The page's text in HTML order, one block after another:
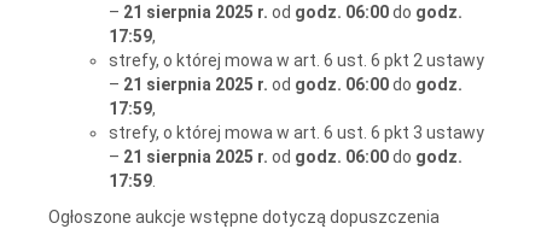
– 21 sierpnia 2025 r. od godz. 06:00do godz.
17:59,
strefy, o której mowa w art. 6 ust. 6 pkt 2 ustawy
– 21 sierpnia 2025 r. od godz. 06:00do godz.
17:59,
strefy, o której mowa w art. 6 ust. 6 pkt 3 ustawy
– 21 sierpnia 2025 r. od godz. 06:00do godz.
17:59
Ogłoszone aukcje wstępne dotyczą dopuszczenia